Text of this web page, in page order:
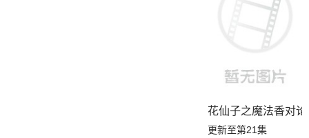
花仙子之魔法香对论
更新至第21集